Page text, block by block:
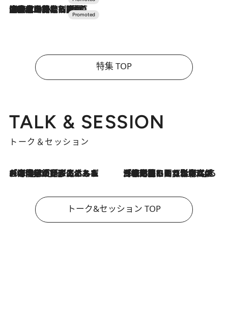
2026.7.10
NEW OPEN！【界 草津】名湯の地に誕生。趣の異なる2種の温泉と上州ならではの会席・蕎麦割烹など美食を味わう究極の癒やし旅
特集 TOP
TALK & SESSION
トーク＆セッション
2026.8.3
「今後値上げがあるとすれば…」「リスクがあるのは今年の冬」エネルギー専門家が語る、ホルムズ海峡封鎖が家庭にもたらす“ある心配” 2026.8.3
「住宅建てられない…」「サーチャージ料の高値が続いている」ホルムズ海峡封鎖による影響はいつまで続く？《エネルギー専門家に聞く“どうなる日本の暮らし”》
トーク&セッション TOP